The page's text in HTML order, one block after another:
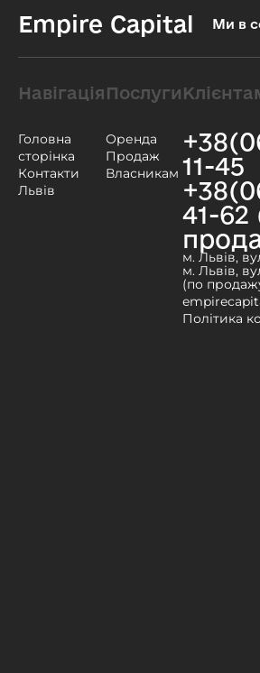
Empire Capital Ми в
Навігація
Головна
сторінка
Контакти
Львів
Послуги
Оренда
Продаж
Власникам 11-45
41-62
м. Львів,
м. Львів,
(по
Політика